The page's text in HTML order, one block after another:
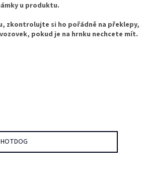
u produktu.
zkontrolujte si ho pořádně na překlepy,
pokud je na hrnku nechcete mít.